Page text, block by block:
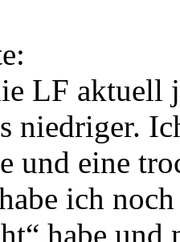
LF aktuell
niedriger.
und eine
ich
habe